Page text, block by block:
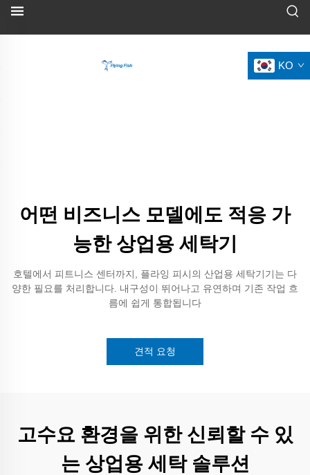
KO
어떤 비즈니스 모델에도 적응 가
능한 상업용 세탁기
호텔에서 피트니스 센터까지, 플라잉 피시의 산업용 세탁기기는 다
양한 필요를 처리합니다. 내구성이 뛰어나고 유연하며 기존 작업 흐
름에 쉽게 통합됩니다
견적 요청
고수요 환경을 위한 신뢰할 수 있
는 상업용 세탁 솔루션